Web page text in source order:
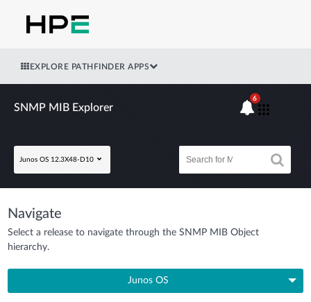
EXPLORE PATHFINDER APPS
SNMP MIB Explorer
Junos OS 12.3X48-D10
6
Navigate
Select a release to navigate through the SNMP MIB Object
hierarchy.
Junos OS